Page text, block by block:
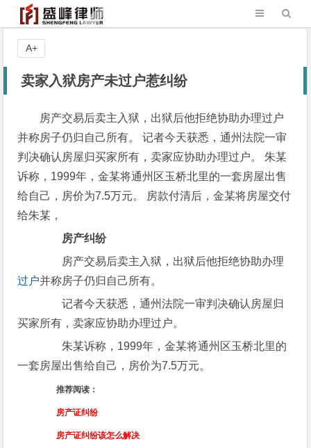
卖家入狱房产未过户惹纠纷
房产交易后卖主入狱，出狱后他拒绝协助办理过户
并称房子仍归自己所有。 记者今天获悉，通州法院一审
判决确认房屋归买家所有，卖家应协助办理过户。 朱某
诉称，1999年，金某将通州区玉桥北里的一套房屋出售
给自己，房价为7.5万元。 房款付清后，金某将房屋交付
给朱某，
房产纠纷
房产交易后卖主入狱，出狱后他拒绝协助办理
过户并称房子仍归自己所有。
记者今天获悉，通州法院一审判决确认房屋归
买家所有，卖家应协助办理过户。
朱某诉称，1999年，金某将通州区玉桥北里的
一套房屋出售给自己，房价为7.5万元。
推荐阅读：
房产证纠纷
房产证纠纷该怎么解决
A+